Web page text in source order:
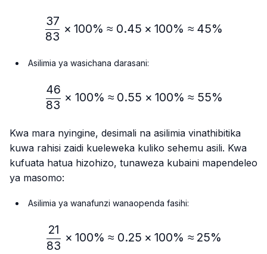
\frac{37}{83} × 100\%≈
83
37
× 100% ≈ 0.45 × 100% ≈ 45%
Asilimia ya wasichana darasani:
\frac{46}{83} × 100\%
83
46
× 100% ≈ 0.55 × 100% ≈ 55%
Kwa mara nyingine, desimali na asilimia vinathibitika
kuwa rahisi zaidi kueleweka kuliko sehemu asili. Kwa
kufuata hatua hizohizo, tunaweza kubaini mapendeleo
ya masomo:
Asilimia ya wanafunzi wanaopenda fasihi:
\frac{21}{83} × 100\% ≈
83
21
× 100% ≈ 0.25 × 100% ≈ 25%